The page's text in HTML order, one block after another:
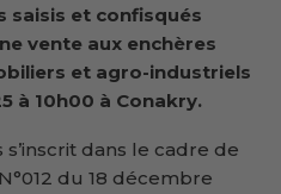
saisis et confisqués
vente aux enchères
et agro-industriels
à 10h00 à Conakry.
dans le cadre de
du 18 décembre